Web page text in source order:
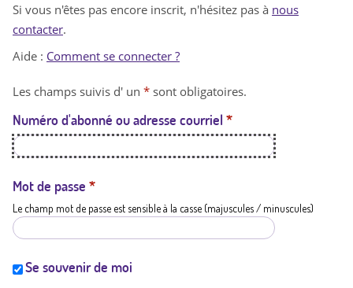
n
t
a
t
i
Si vous n'êtes pas encore inscrit, n'hésitez pas à nous
contacter.
Aide : Comment se connecter ?
Les champs suivis d' un * sont obligatoires.
Numéro d'abonné ou adresse courriel *
Mot de passe *
Le champ mot de passe est sensible à la casse (majuscules / minuscules)
Se souvenir de moi